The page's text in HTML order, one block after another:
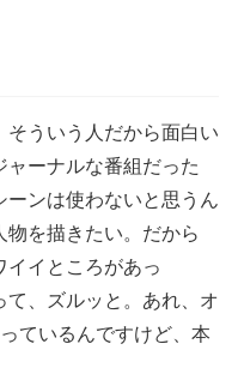
ういう人だから面白い
ャーナルな番組だった
ーンは使わないと思うん
を描きたい。だから
イイところがあっ
、ズルッと。あれ、オ
ているんですけど、本